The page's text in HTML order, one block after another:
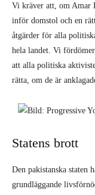
Vi kräver att, om Amar
inför domstol och en
åtgärder för alla
hela landet. Vi
att alla politiska
rätta, om de är
Statens brott
Den pakistanska staten
grundläggande